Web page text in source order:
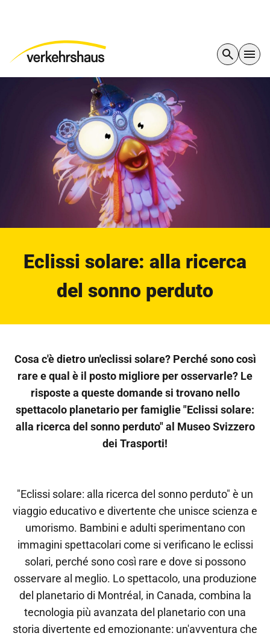
Eclissi solare: alla ricerca
del sonno perduto
Cosa c'è dietro un'eclissi solare? Perché sono così
rare e qual è il posto migliore per osservarle? Le
risposte a queste domande si trovano nello
spettacolo planetario per famiglie "Eclissi solare:
alla ricerca del sonno perduto" al Museo Svizzero
dei Trasporti!
"Eclissi solare: alla ricerca del sonno perduto" è un
viaggio educativo e divertente che unisce scienza e
umorismo. Bambini e adulti sperimentano con
immagini spettacolari come si verificano le eclissi
solari, perché sono così rare e dove si possono
osservare al meglio. Lo spettacolo, una produzione
del planetario di Montréal, in Canada, combina la
tecnologia più avanzata del planetario con una
storia divertente ed emozionante: un'avventura che